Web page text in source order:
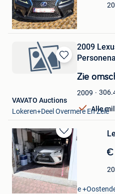
Elien vdv
Menen
Bewaren
Favorieten
2009
Zie
2009
Alle
VAVATO Auctions
Lokeren+Deel Overmere En Zele
Bewaren
in
Mijn
Favorieten
€
Shinjaa Bor
Oostende Zandvoorde